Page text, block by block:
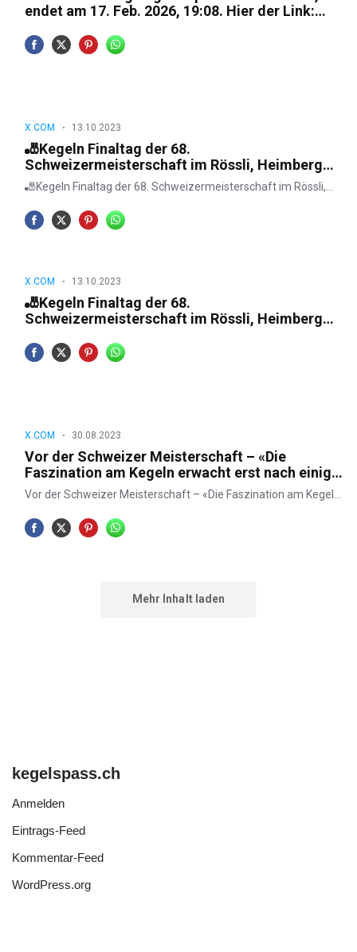
kegelspass.ch
Anmelden
Eintrags-Feed
Kommentar-Feed
WordPress.org